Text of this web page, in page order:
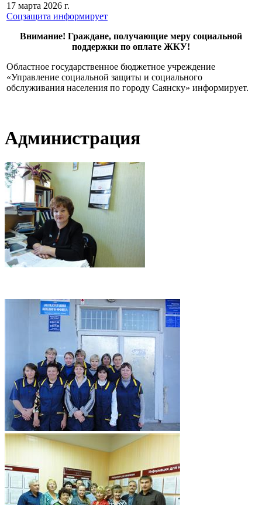
17 марта 2026 г.
Соцзащита информирует
Внимание! Граждане, получающие меру социальной
поддержки по оплате ЖКУ!
Областное государственное бюджетное учреждение
«Управление социальной защиты и социального
обслуживания населения по городу Саянску» информирует.
Администрация